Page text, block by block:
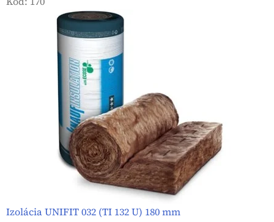
Izolácia UNIFIT 032 (TI 132 U) 180 mm